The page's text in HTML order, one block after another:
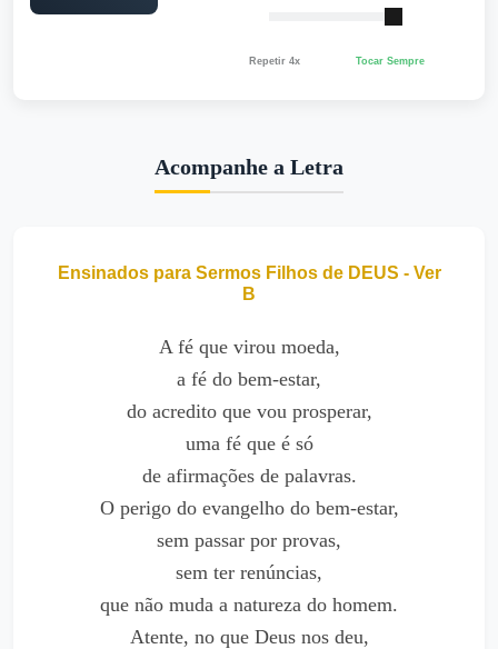
Repetir 4x Tocar Sempre
Acompanhe a Letra
Ensinados para Sermos Filhos de DEUS - Ver
B
A fé que virou moeda,
a fé do bem-estar,
do acredito que vou prosperar,
uma fé que é só
de afirmações de palavras.
O perigo do evangelho do bem-estar,
sem passar por provas,
sem ter renúncias,
que não muda a natureza do homem.
Atente, no que Deus nos deu,